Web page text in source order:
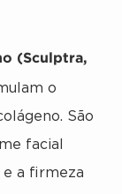
(Sculptra,
o
São
facial
e a firmeza